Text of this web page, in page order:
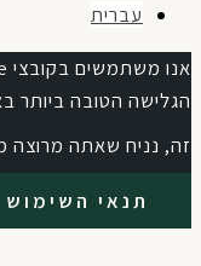
עברית
הטובה ביותר
נניח שאתה מרוצה
תנאי השימוש